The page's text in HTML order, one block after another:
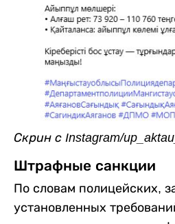
Скрин с Instagram/
Штрафные санкции
По словам полицейских,
установленных